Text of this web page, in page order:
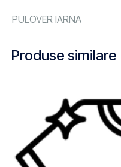
PULOVER IARNA
Produse similare